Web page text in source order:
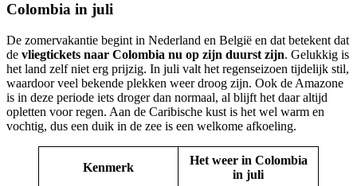
Colombia in juli
De zomervakantie begint in Nederland en België en dat betekent dat
de vliegtickets naar Colombia nu op zijn duurst zijn. Gelukkig is
het land zelf niet erg prijzig. In juli valt het regenseizoen tijdelijk stil,
waardoor veel bekende plekken weer droog zijn. Ook de Amazone
is in deze periode iets droger dan normaal, al blijft het daar altijd
opletten voor regen. Aan de Caribische kust is het wel warm en
vochtig, dus een duik in de zee is een welkome afkoeling.
Kenmerk
Het weer in Colombia
in juli